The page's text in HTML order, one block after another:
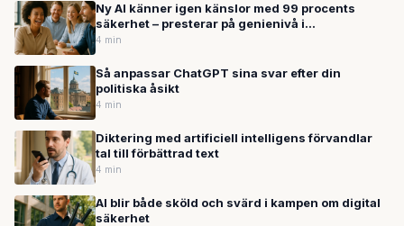
Ny AI känner igen känslor med 99 procents
säkerhet – presterar på genienivå i
intelligenstest
4 min
Så anpassar ChatGPT sina svar efter din
politiska åsikt
4 min
Diktering med artificiell intelligens förvandlar
tal till förbättrad text
4 min
AI blir både sköld och svärd i kampen om digital
säkerhet